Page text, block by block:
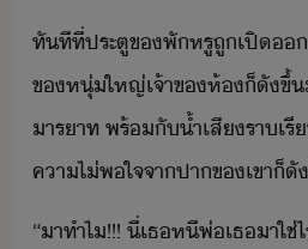
ทัทีที่​ประตู​ข​พั​หรู​ถู​เปิ​​
ข​หุ่​ใหญ่​เจ้าข​ห้​็​ั​ขึ้
าราท​ ​พร้ั​้ำเสี​ราเรี
คาไ่พใจ​จา​ปาข​เขา​็​
“​าทำ​ไ​!​!​!​ ​ี่​เธ​หี​พ่​เธ​า​ใช่